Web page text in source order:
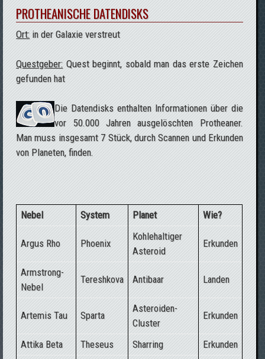
PROTHEANISCHE DATENDISKS
Ort:in der Galaxie verstreut
Questgeber:Quest beginnt, sobald man das erste Zeichen
gefunden hat
Die Datendisks enthalten Informationen über die
vor 50.000 Jahren ausgelöschten Protheaner.
Man muss insgesamt 7 Stück, durch Scannen und Erkunden
von Planeten, finden.
Nebel System Planet Wie?
Argus Rho Phoenix
Kohlehaltiger
Asteroid
Erkunden
Armstrong-
Nebel
Tereshkova Antibaar Landen
Artemis Tau Sparta
Asteroiden-
Cluster
Erkunden
Attika Beta Theseus Sharring
Erkunden